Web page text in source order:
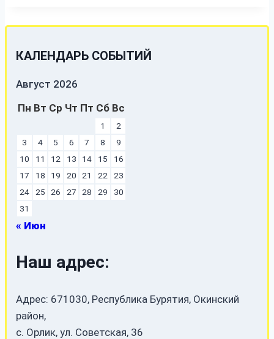
КАЛЕНДАРЬ СОБЫТИЙ
Август 2026
Пн Вт Ср Чт Пт Сб Вс
1
2
3
4 5 6 7 8
9
10
11 12 13 14 15
16
17
18 19 20 21 22
23
24
25 26 27 28 29
30
31
« Июн
Наш адрес:
Адрес: 671030, Республика Бурятия, Окинский
район,
с. Орлик, ул. Советская, 36